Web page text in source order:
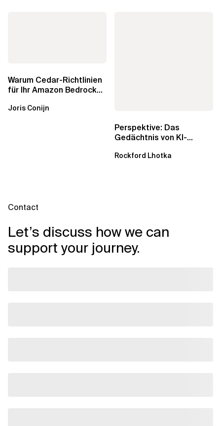
Warum Cedar-Richtlinien
für Ihr Amazon Bedrock
wichtig sind
Joris Conijn
Perspektive: Das
Gedächtnis von KI-
dem...
Rockford Lhotka
Contact
Let’s discuss how we can
support your journey.